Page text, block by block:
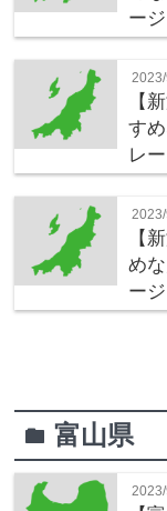
ージ
【
す
レー
【
め
ージ
folder富山県